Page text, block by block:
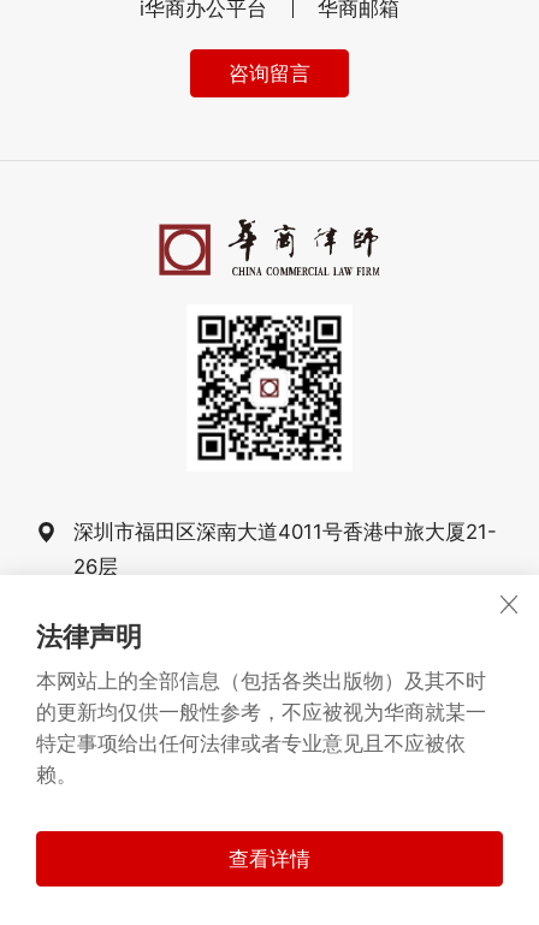
i华商办公平台 华商邮箱
咨询留言
深圳市福田区深南大道4011号香港中旅大厦21-
26层
0755-83025068 83025058
战略合作伙伴：Arianto&Partners
©广东华商律师事务所 版权所有1993-2026
粤公网安备 44030402005277号
华商信息技术中心
法律声明
本网站上的全部信息（包括各类出版物）及其不时
的更新均仅供一般性参考，不应被视为华商就某一
特定事项给出任何法律或者专业意见且不应被依
赖。
查看详情